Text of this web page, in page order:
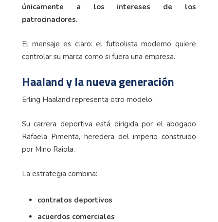
únicamente a los intereses de los
patrocinadores.
El mensaje es claro: el futbolista moderno quiere
controlar su marca como si fuera una empresa.
Haaland y la nueva generación
Erling Haaland representa otro modelo.
Su carrera deportiva está dirigida por el abogado
Rafaela Pimenta, heredera del imperio construido
por Mino Raiola.
La estrategia combina:
contratos deportivos
acuerdos comerciales